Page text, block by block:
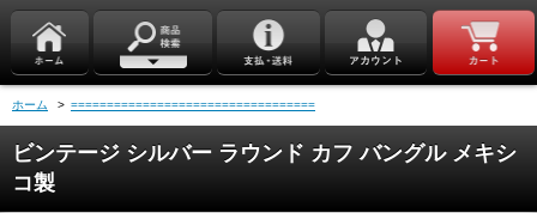
ホーム > ==================================
ビンテージ シルバー ラウンド カフ バングル メキシ
コ製